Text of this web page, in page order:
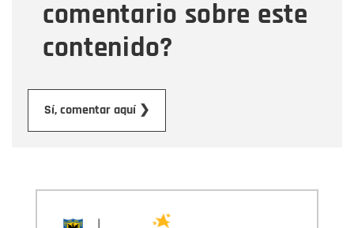
comentario sobre este
contenido?
Sí, comentar aquí ❯